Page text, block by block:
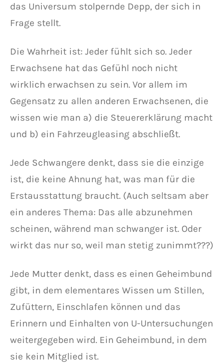
das Universum stolpernde Depp, der sich in
Frage stellt.
Die Wahrheit ist: Jeder fühlt sich so. Jeder
Erwachsene hat das Gefühl noch nicht
wirklich erwachsen zu sein. Vor allem im
Gegensatz zu allen anderen Erwachsenen, die
wissen wie man a) die Steuererklärung macht
und b) ein Fahrzeugleasing abschließt.
Jede Schwangere denkt, dass sie die einzige
ist, die keine Ahnung hat, was man für die
Erstausstattung braucht. (Auch seltsam aber
ein anderes Thema: Das alle abzunehmen
scheinen, während man schwanger ist. Oder
wirkt das nur so, weil man stetig zunimmt???)
Jede Mutter denkt, dass es einen Geheimbund
gibt, in dem elementares Wissen um Stillen,
Zufüttern, Einschlafen können und das
Erinnern und Einhalten von U-Untersuchungen
weitergegeben wird. Ein Geheimbund, in dem
sie kein Mitglied ist.